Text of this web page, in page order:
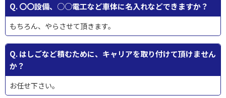
Q. 〇〇設備、○○電工など車体に名入れなどできますか？
もちろん、やらさせて頂きます。
Q. はしごなど積むために、キャリアを取り付けて頂けません
か？
お任せ下さい。